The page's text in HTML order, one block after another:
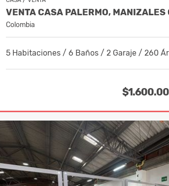
Colombia
5 Habitaciones / 6 Baños / 2 Garaje / 260